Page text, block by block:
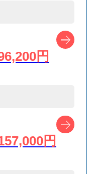
往路高速ジェッ
ト船/復路大型客
船
ゲストハウス
IKETA
円
円